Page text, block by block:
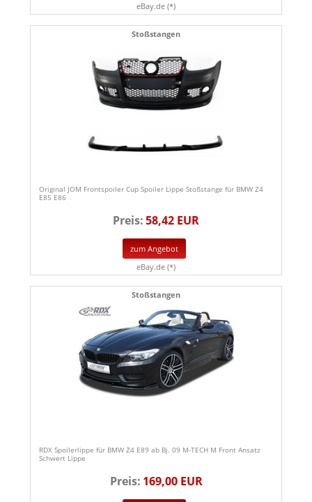
eBay.de (*)
Stoßstangen
Original JOM Frontspoiler Cup Spoiler Lippe Stoßstange für BMW Z4
E85 E86
Preis:58,42 EUR
zum Angebot
eBay.de (*)
Stoßstangen
RDX Spoilerlippe für BMW Z4 E89 ab Bj. 09 M-TECH M Front Ansatz
Schwert Lippe
Preis: 169,00 EUR